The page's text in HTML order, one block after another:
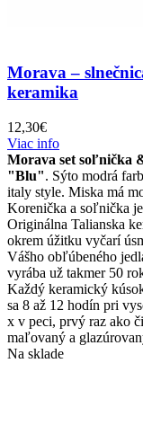
Morava –
keramika
12,30€
Viac info
Morava set soľnička
"Blu". Sýto modrá
italy style. Miska má
Korenička a soľnička
Originálna Talianska
okrem úžitku vyčarí
Vášho obľúbeného
vyrába už takmer 50
Každý keramický
sa 8 až 12 hodín pri
x v peci, prvý raz ako
maľovaný a
Na sklade